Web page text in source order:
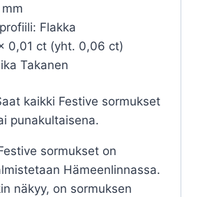
Flakka
0,01 ct (yht. 0,06 ct)
Takanen
kaikki Festive sormukset
punakultaisena.
sormukset on
Hämeenlinnassa.
näkyy, on sormuksen